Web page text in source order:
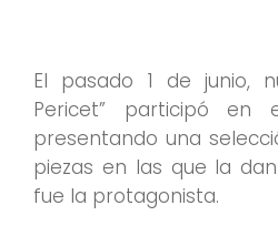
El pasado 1 de junio,
Pericet” participó en
presentando una
piezas en las que la
fue la protagonista.